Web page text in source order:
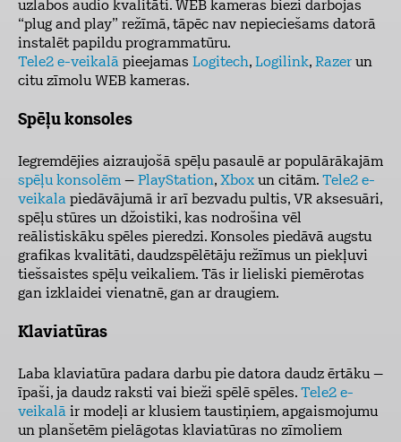
uzlabos audio kvalitāti. WEB kameras bieži darbojas
“plug and play” režīmā, tāpēc nav nepieciešams datorā
instalēt papildu programmatūru.
Tele2 e-veikalā pieejamas Logitech, Logilink, Razer un
citu zīmolu WEB kameras.
Spēļu konsoles
Iegremdējies aizraujošā spēļu pasaulē ar populārākajām
spēļu konsolēm – PlayStation, Xbox un citām. Tele2 e-
veikala piedāvājumā ir arī bezvadu pultis, VR aksesuāri,
spēļu stūres un džoistiki, kas nodrošina vēl
reālistiskāku spēles pieredzi. Konsoles piedāvā augstu
grafikas kvalitāti, daudzspēlētāju režīmus un piekļuvi
tiešsaistes spēļu veikaliem. Tās ir lieliski piemērotas
gan izklaidei vienatnē, gan ar draugiem.
Klaviatūras
Laba klaviatūra padara darbu pie datora daudz ērtāku –
īpaši, ja daudz raksti vai bieži spēlē spēles. Tele2 e-
veikalā ir modeļi ar klusiem taustiņiem, apgaismojumu
un planšetēm pielāgotas klaviatūras no zīmoliem